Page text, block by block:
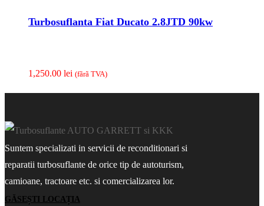
Turbosuflanta Fiat Ducato 2.8JTD 90kw
1,250.00 lei (fãrã TVA)
Suntem specializati in servicii de reconditionari si
reparatii turbosuflante de orice tip de autoturism,
camioane, tractoare etc. si comercializarea lor.
GĂSEȘTI LOCAȚIA